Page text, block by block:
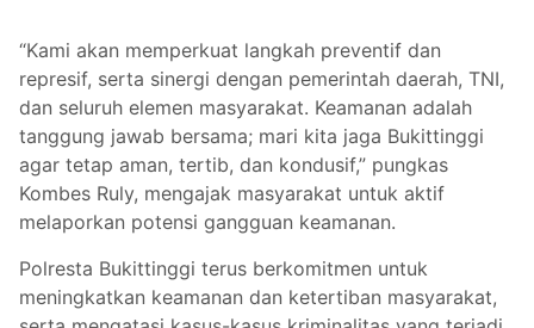
“Kami akan memperkuat langkah preventif dan
represif, serta sinergi dengan pemerintah daerah, TNI,
dan seluruh elemen masyarakat. Keamanan adalah
tanggung jawab bersama; mari kita jaga Bukittinggi
agar tetap aman, tertib, dan kondusif,” pungkas
Kombes Ruly, mengajak masyarakat untuk aktif
melaporkan potensi gangguan keamanan.
Polresta Bukittinggi terus berkomitmen untuk
meningkatkan keamanan dan ketertiban masyarakat,